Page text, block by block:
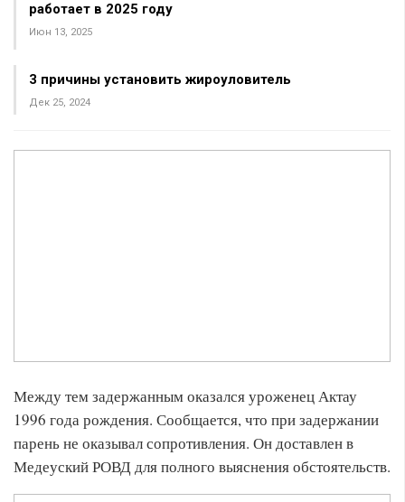
работает в 2025 году
Июн 13, 2025
3 причины установить жироуловитель
Дек 25, 2024
Между тем задержанным оказался уроженец Актау
1996 года рождения. Сообщается, что при задержании
парень не оказывал сопротивления. Он доставлен в
Медеуский РОВД для полного выяснения обстоятельств.